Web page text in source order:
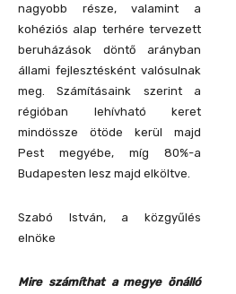
nagyobb része, valamint a
kohéziós alap terhére tervezett
beruházások döntő arányban
állami fejlesztésként valósulnak
meg. Számításaink szerint a
régióban lehívható keret
mindössze ötöde kerül majd
Pest megyébe, míg 80%-a
Budapesten lesz majd elköltve.
Szabó István, a közgyűlés
elnöke
Mire számíthat a megye önálló